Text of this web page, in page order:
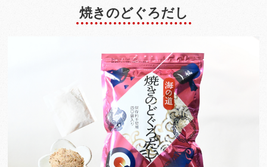
焼きのどぐろだし